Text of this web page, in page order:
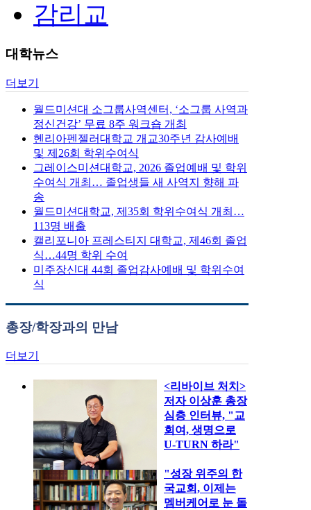
감리교
대학뉴스
더보기
월드미션대 소그룹사역센터, ‘소그룹 사역과
정신건강’ 무료 8주 워크숍 개최
헨리아펜젤러대학교 개교30주년 감사예배
및 제26회 학위수여식
그레이스미션대학교, 2026 졸업예배 및 학위
수여식 개최… 졸업생들 새 사역지 향해 파
송
월드미션대학교, 제35회 학위수여식 개최…
113명 배출
캘리포니아 프레스티지 대학교, 제46회 졸업
식…44명 학위 수여
미주장신대 44회 졸업감사예배 및 학위수여
식
총장/학장과의 만남
더보기
<리바이브 처치>
저자 이상훈 총장
심층 인터뷰, "교
회여, 생명으로
U-TURN 하라"
"성장 위주의 한
국교회, 이제는
멤버케어로 눈 돌